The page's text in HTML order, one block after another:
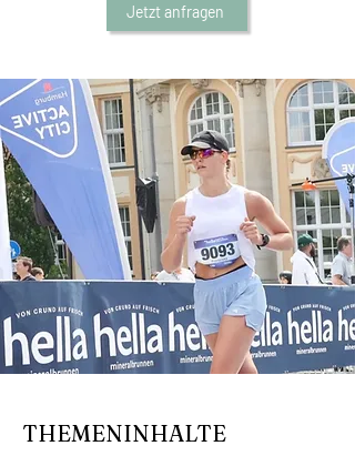
Jetzt anfragen
THEMENINHALTE